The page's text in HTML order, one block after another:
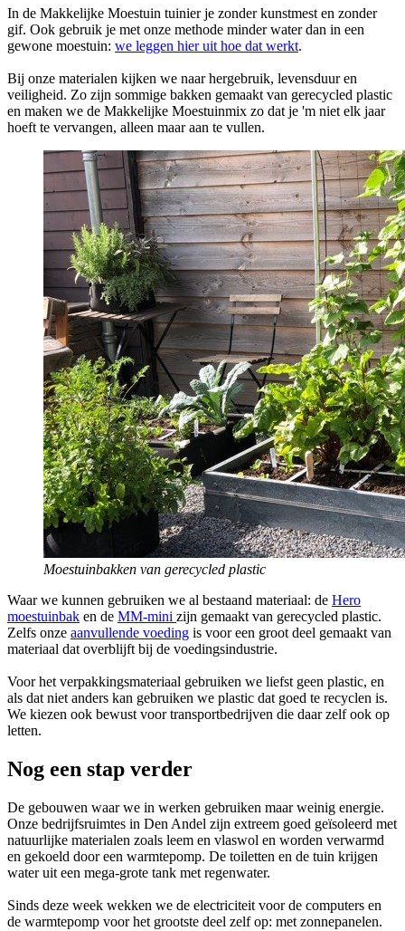
In de Makkelijke Moestuin tuinier je zonder kunstmest en zonder
gif. Ook gebruik je met onze methode minder water dan in een
gewone moestuin: we leggen hier uit hoe dat werkt.
Bij onze materialen kijken we naar hergebruik, levensduur en
veiligheid. Zo zijn sommige bakken gemaakt van gerecycled plastic
en maken we de Makkelijke Moestuinmix zo dat je 'm niet elk jaar
hoeft te vervangen, alleen maar aan te vullen.
Moestuinbakken van gerecycled plastic
Waar we kunnen gebruiken we al bestaand materiaal: de Hero
moestuinbak en de MM-mini zijn gemaakt van gerecycled plastic.
Zelfs onze aanvullende voeding is voor een groot deel gemaakt van
materiaal dat overblijft bij de voedingsindustrie.
Voor het verpakkingsmateriaal gebruiken we liefst geen plastic, en
als dat niet anders kan gebruiken we plastic dat goed te recyclen is.
We kiezen ook bewust voor transportbedrijven die daar zelf ook op
letten.
Nog een stap verder
De gebouwen waar we in werken gebruiken maar weinig energie.
Onze bedrijfsruimtes in Den Andel zijn extreem goed geïsoleerd met
natuurlijke materialen zoals leem en vlaswol en worden verwarmd
en gekoeld door een warmtepomp. De toiletten en de tuin krijgen
water uit een mega-grote tank met regenwater.
Sinds deze week wekken we de electriciteit voor de computers en
de warmtepomp voor het grootste deel zelf op: met zonnepanelen.